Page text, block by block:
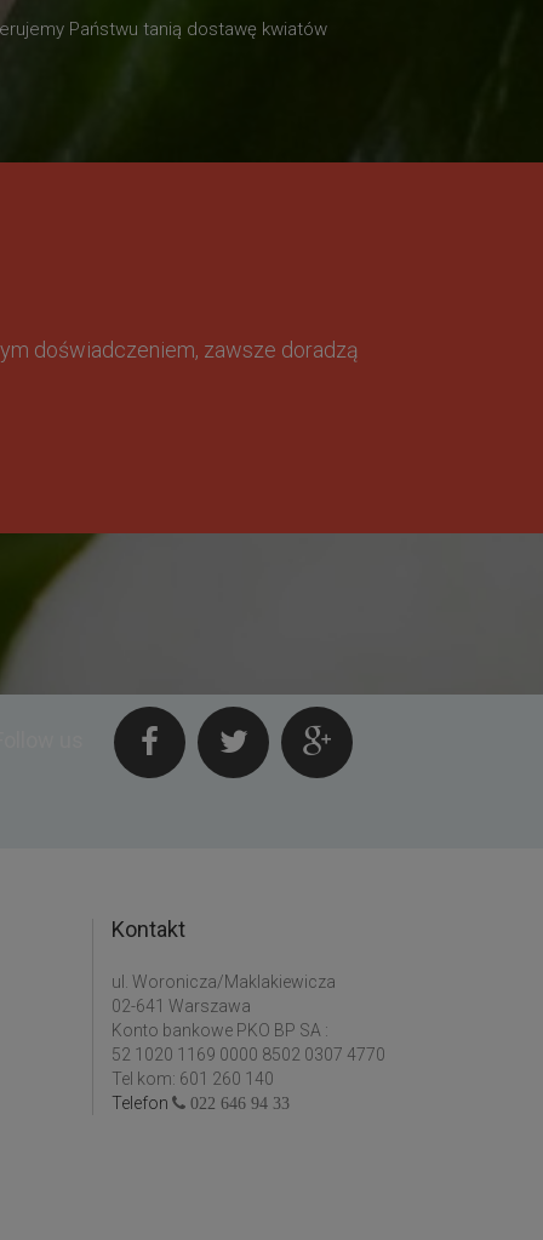
Państwu tanią dostawę kwiatów
doświadczeniem, zawsze doradzą
Kontakt
ul. Woronicza/Maklakiewicza
02-641 Warszawa
Konto bankowe PKO BP SA :
52 1020 1169 0000 8502 0307 4770
Tel kom: 601 260 140
Telefon
022 646 94 33